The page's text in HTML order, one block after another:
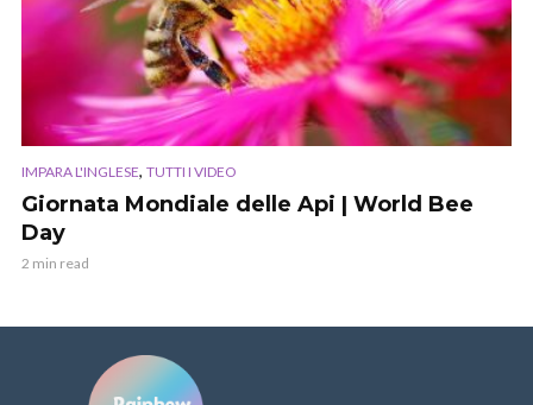
IMPARA L'INGLESE, TUTTI I VIDEO
Giornata Mondiale delle Api | World Bee
Day
2 min read